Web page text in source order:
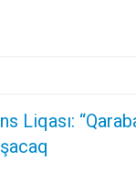
Liqası: